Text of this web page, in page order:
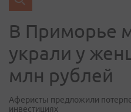
В Приморье
украли у
млн рублей
Аферисты предложили
инвестициях